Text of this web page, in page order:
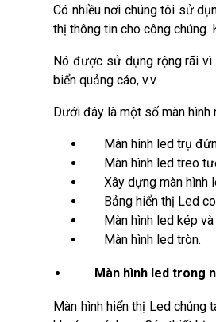
Có nhiều nơi chúng tôi sử
thị thông tin cho công chúng.
Nó được sử dụng rộng rãi vì
biển quảng cáo, v.v.
Dưới đây là một số màn hình
Màn hình led trụ
Màn hình led treo
Xây dựng màn hình
Bảng hiển thị Led
Màn hình led kép và
Màn hình led tròn.
Màn hình led trong
Màn hình hiển thị Led chúng